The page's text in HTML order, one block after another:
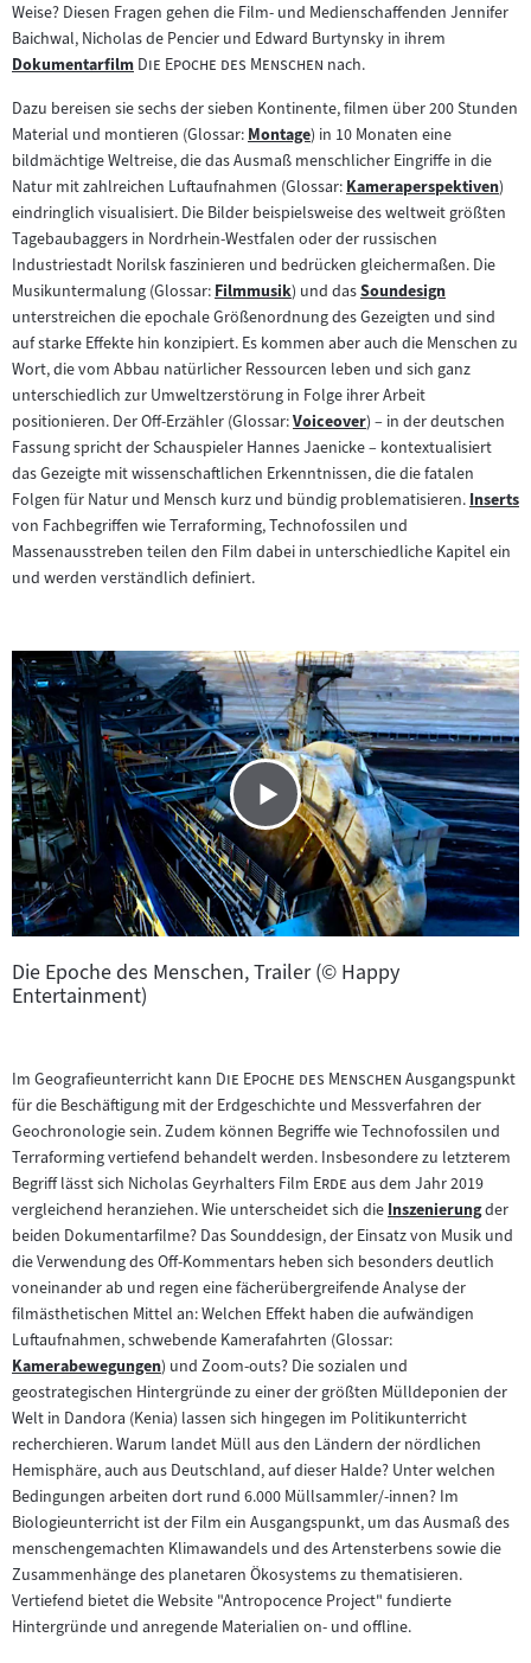
Weise? Diesen Fragen gehen die Film- und Medienschaffenden Jennifer
Baichwal, Nicholas de Pencier und Edward Burtynsky in ihrem
Zum
Inhalt:
Dokumentarfilm "Die Epoche des Menschen "nach.
Dazu bereisen sie sechs der sieben Kontinente, filmen über 200 Stunden
Material und montieren (Glossar:Zum
Inhalt:
Montage) in 10 Monaten eine
bildmächtige Weltreise, die das Ausmaß menschlicher Eingriffe in die
Natur mit zahlreichen Luftaufnahmen (Glossar:Zum
Inhalt:
Kameraperspektiven)
eindringlich visualisiert. Die Bilder beispielsweise des weltweit größten
Tagebaubaggers in Nordrhein-Westfalen oder der russischen
Industriestadt Norilsk faszinieren und bedrücken gleichermaßen. Die
Musikuntermalung (Glossar:Zum
Inhalt:
Filmmusik) und dasZum
Inhalt:
Soundesign
unterstreichen die epochale Größenordnung des Gezeigten und sind
auf starke Effekte hin konzipiert. Es kommen aber auch die Menschen zu
Wort, die vom Abbau natürlicher Ressourcen leben und sich ganz
unterschiedlich zur Umweltzerstörung in Folge ihrer Arbeit
positionieren. Der Off-Erzähler (Glossar:Zum
Inhalt:
Voiceover) – in der deutschen
Fassung spricht der Schauspieler Hannes Jaenicke – kontextualisiert
das Gezeigte mit wissenschaftlichen Erkenntnissen, die die fatalen
Folgen für Natur und Mensch kurz und bündig problematisieren.Zum
Inserts
von Fachbegriffen wie Terraforming, Technofossilen und
Massenausstreben teilen den Film dabei in unterschiedliche Kapitel ein
und werden verständlich definiert.
Die Epoche des Menschen, Trailer (© Happy
Entertainment)
Im Geografieunterricht kann "Die Epoche des Menschen "Ausgangspunkt
für die Beschäftigung mit der Erdgeschichte und Messverfahren der
Geochronologie sein. Zudem können Begriffe wie Technofossilen und
Terraforming vertiefend behandelt werden. Insbesondere zu letzterem
Begriff lässt sich Nicholas Geyrhalters Film "Erde "aus dem Jahr 2019
vergleichend heranziehen. Wie unterscheidet sich dieZum
Inhalt:
Inszenierungder
beiden Dokumentarfilme? Das Sounddesign, der Einsatz von Musik und
die Verwendung des Off-Kommentars heben sich besonders deutlich
voneinander ab und regen eine fächerübergreifende Analyse der
filmästhetischen Mittel an: Welchen Effekt haben die aufwändigen
Luftaufnahmen, schwebende Kamerafahrten (Glossar:
Zum
Inhalt:
Kamerabewegungen) und Zoom-outs? Die sozialen und
geostrategischen Hintergründe zu einer der größten Mülldeponien der
Welt in Dandora (Kenia) lassen sich hingegen im Politikunterricht
recherchieren. Warum landet Müll aus den Ländern der nördlichen
Hemisphäre, auch aus Deutschland, auf dieser Halde? Unter welchen
Bedingungen arbeiten dort rund 6.000 Müllsammler/-innen? Im
Biologieunterricht ist der Film ein Ausgangspunkt, um das Ausmaß des
menschengemachten Klimawandels und des Artensterbens sowie die
Zusammenhänge des planetaren Ökosystems zu thematisieren.
Vertiefend bietet die Website "Antropocence Project" fundierte
Hintergründe und anregende Materialien on- und offline.